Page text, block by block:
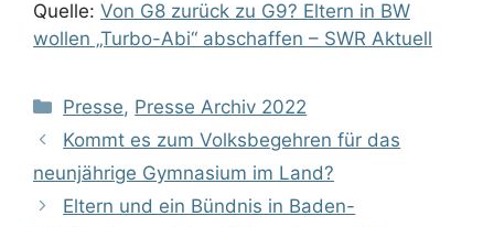
Quelle: Von G8 zurück zu G9? Eltern in BW
wollen „Turbo-Abi“ abschaffen – SWR Aktuell
Kategorien
Presse, Presse Archiv 2022
Kommt es zum Volksbegehren für das
neunjährige Gymnasium im Land?
Eltern und ein Bündnis in Baden-